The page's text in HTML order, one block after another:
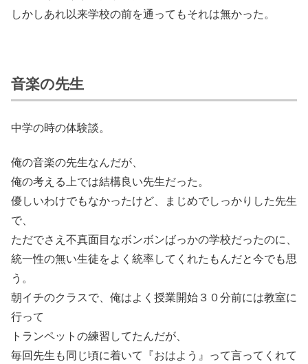
しかしあれ以来学校の前を通ってもそれは無かった。
音楽の先生
中学の時の体験談。
俺の音楽の先生なんだが、
俺の考える上では結構良い先生だった。
優しいわけでもなかったけど、まじめでしっかりした先生
で、
ただでさえ不真面目なボンボンばっかの学校だったのに、
統一性の無い生徒をよく統率してくれたもんだと今でも思
う。
朝イチのクラスで、俺はよく授業開始３０分前には教室に
行って
トランペットの練習してたんだが、
毎回先生も同じ頃に着いて『おはよう』って言ってくれて